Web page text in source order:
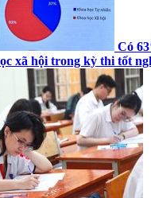
Có
xã hội trong kỳ thi tốt